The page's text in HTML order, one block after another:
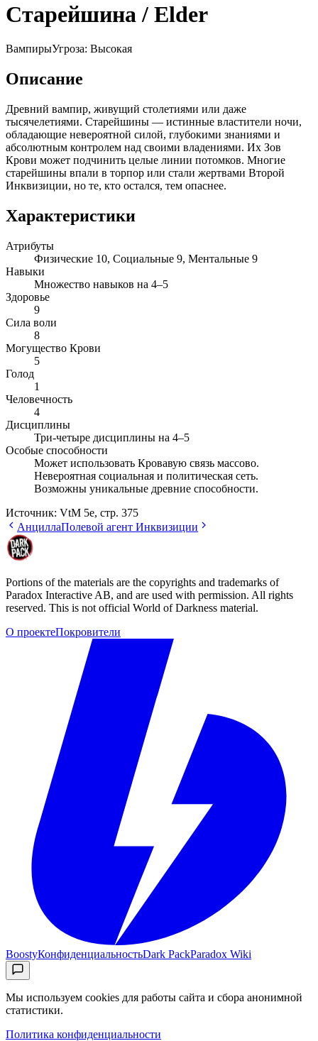
Старейшина / Elder
ВампирыУгроза: Высокая
Описание
Древний вампир, живущий столетиями или даже
тысячелетиями. Старейшины — истинные властители ночи,
обладающие невероятной силой, глубокими знаниями и
абсолютным контролем над своими владениями. Их Зов
Крови может подчинить целые линии потомков. Многие
старейшины впали в торпор или стали жертвами Второй
Инквизиции, но те, кто остался, тем опаснее.
Характеристики
Атрибуты
Физические 10, Социальные 9, Ментальные 9
Навыки
Множество навыков на 4–5
Здоровье
9
Сила воли
8
Могущество Крови
5
Голод
1
Человечность
4
Дисциплины
Три-четыре дисциплины на 4–5
Особые способности
Может использовать Кровавую связь массово.
Невероятная социальная и политическая сеть.
Возможны уникальные древние способности.
Источник: VtM 5e, стр. 375
АнциллаПолевой агент Инквизиции
Portions of the materials are the copyrights and trademarks of
Paradox Interactive AB, and are used with permission. All rights
reserved. This is not official World of Darkness material.
О проектеПокровители
BoostyКонфиденциальностьDark PackParadox Wiki
Мы используем cookies для работы сайта и сбора анонимной
статистики.
Политика конфиденциальности